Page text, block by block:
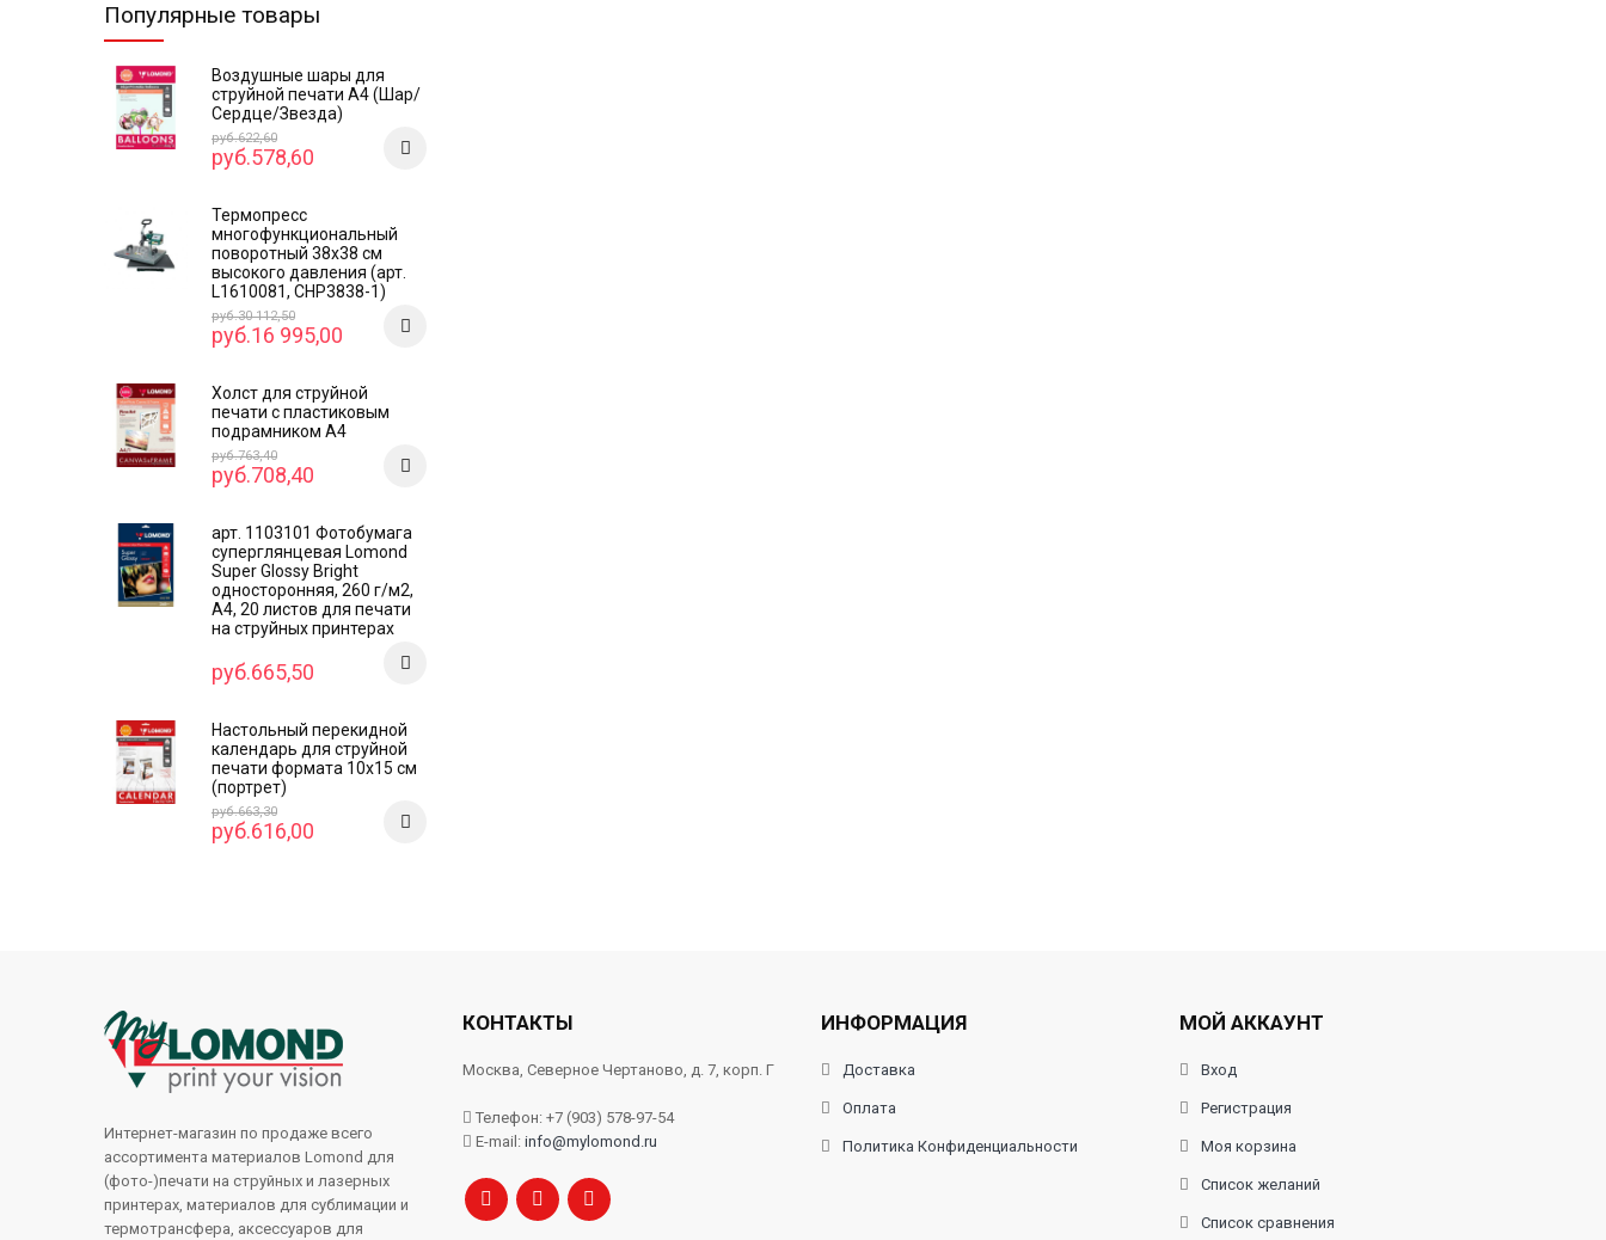
Популярные товары
Воздушные шары для
струйной печати А4 (Шар/
Сердце/Звезда)
руб.622,60
руб.578,60
Термопресс
многофункциональный
поворотный 38х38 см
высокого давления (арт.
L1610081, CHP3838-1)
руб.30 112,50
руб.16 995,00
Холст для струйной
печати с пластиковым
подрамником А4
руб.763,40
руб.708,40
арт. 1103101 Фотобумага
суперглянцевая Lomond
Super Glossy Bright
односторонняя, 260 г/м2,
А4, 20 листов для печати
на струйных принтерах
руб.665,50
Настольный перекидной
календарь для струйной
печати формата 10x15 см
(портрет)
руб.663,30
руб.616,00
Интернет-магазин по продаже всего
ассортимента материалов Lomond для
(фото-)печати на струйных и лазерных
принтерах, материалов для сублимации и
термотрансфера, аксессуаров для
КОНТАКТЫ
Москва, Северное Чертаново, д. 7, корп. Г
Телефон: +7 (903) 578-97-54
E-mail: info@mylomond.ru
ИНФОРМАЦИЯ
Доставка
Оплата
Политика Конфиденциальности
МОЙ АККАУНТ
Вход
Регистрация
Моя корзина
Список желаний
Список сравнения